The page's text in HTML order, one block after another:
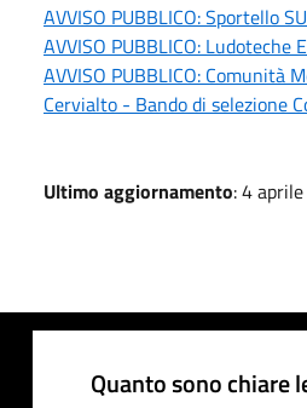
AVVISO PUBBLICO: Sportello
AVVISO PUBBLICO: Ludoteche
AVVISO PUBBLICO: Comunità
Cervialto - Bando di selezione
Ultimo aggiornamento: 4
Quanto sono chiare